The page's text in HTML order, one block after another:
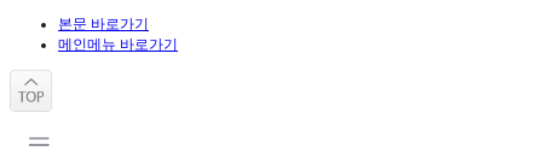
본문 바로가기
메인메뉴 바로가기